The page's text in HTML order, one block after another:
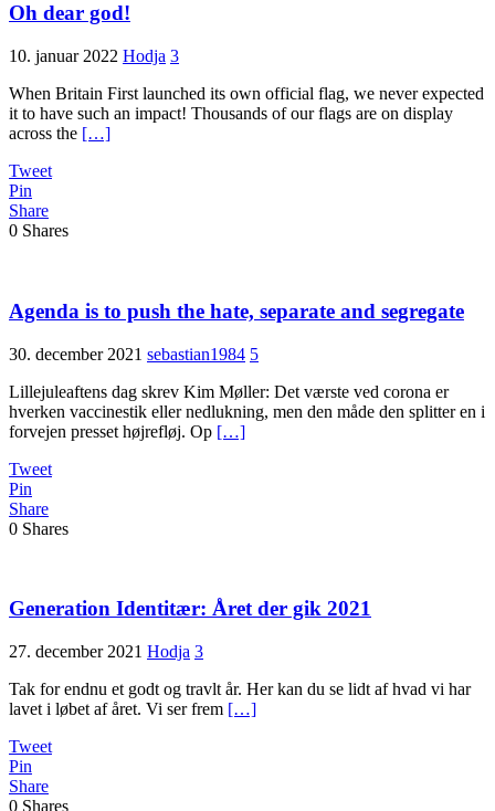
Oh dear god!
10. januar 2022 Hodja 3
When Britain First launched its own official flag, we never expected
it to have such an impact! Thousands of our flags are on display
across the […]
Tweet
Pin
Share
0 Shares
Agenda is to push the hate, separate and segregate
30. december 2021 sebastian1984 5
Lillejuleaftens dag skrev Kim Møller: Det værste ved corona er
hverken vaccinestik eller nedlukning, men den måde den splitter en i
forvejen presset højrefløj. Op […]
Tweet
Pin
Share
0 Shares
Generation Identitær: Året der gik 2021
27. december 2021 Hodja 3
Tak for endnu et godt og travlt år. Her kan du se lidt af hvad vi har
lavet i løbet af året. Vi ser frem […]
Tweet
Pin
Share
0 Shares